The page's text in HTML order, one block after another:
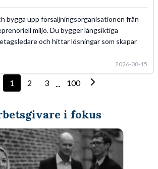
bygga upp försäljningsorganisationen från
miljö. Du bygger långsiktiga
och hittar lösningar som skapar
2026-08-15
1 2 3 ... 100
i fokus